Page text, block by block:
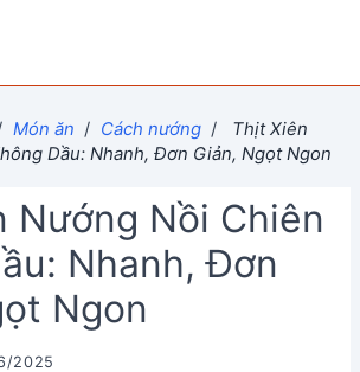
Món ăn / Cách nướng /
Thịt Xiên
Dầu: Nhanh, Đơn Giản, Ngọt Ngon
Nướng Nồi Chiên
Nhanh, Đơn
Ngon
2025